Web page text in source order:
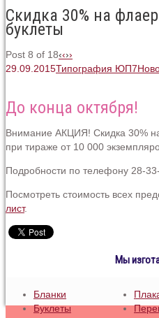
Скидка 30% на
буклеты
Post 8 of 18‹‹››
29.09.2015Типография ЮП7
До конца октября!
Внимание АКЦИЯ! Скидка 30%
при тираже от 10 000
Подробности по телефону 28-
Посмотреть стоимость всех
лист.
Мы
Бланки
Буклеты